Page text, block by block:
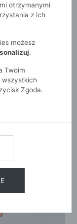
model.
otrzymanymi
z ich
możesz
.
Twoim
wszystkich
Zgoda.